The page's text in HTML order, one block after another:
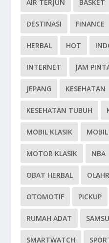
AIR TERJUN BASKET
DESTINASI FINANCE
HERBAL HOT
INTERNET JAM
JEPANG KESEHATAN
KESEHATAN TUBUH
MOBIL KLASIK
MOTOR KLASIK NBA
OBAT HERBAL
OTOMOTIF PICKUP
RUMAH ADAT
SMARTWATCH